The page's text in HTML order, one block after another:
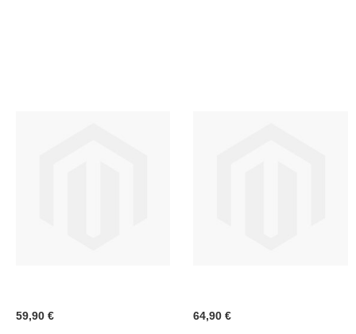
59,90 € 64,90 €